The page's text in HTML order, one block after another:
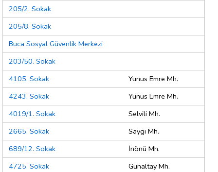
205/2. Sokak
205/8. Sokak
Buca Sosyal Güvenlik Merkezi
203/50. Sokak
4105. Sokak
Yunus Emre Mh.
4243. Sokak
Yunus Emre Mh.
4019/1. Sokak
Selvili Mh.
2665. Sokak
Saygı Mh.
689/12. Sokak
İnönü Mh.
4725. Sokak
Günaltay Mh.